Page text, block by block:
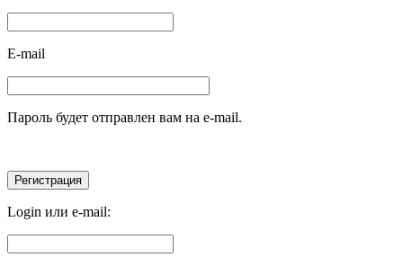
E-mail
Пароль будет отправлен вам на e-mail.
Login или e-mail: